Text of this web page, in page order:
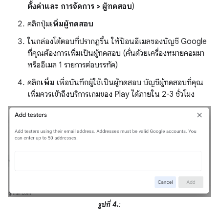
ตั้งค่าและ การจัดการ > ผู้ทดสอบ)
คลิกปุ่มเพิ่มผู้ทดสอบ
ในกล่องโต้ตอบที่ปรากฏขึ้น ให้ป้อนอีเมลของบัญชี Google
ที่คุณต้องการเพิ่มเป็นผู้ทดสอบ (คั่นด้วยเครื่องหมายคอมมา
หรืออีเมล 1 รายการต่อบรรทัด)
คลิกเพิ่ม เพื่อบันทึกผู้ใช้เป็นผู้ทดสอบ บัญชีผู้ทดสอบที่คุณ
เพิ่มควรเข้าถึงบริการเกมของ Play ได้ภายใน 2-3 ชั่วโมง
รูปที่ 4.: